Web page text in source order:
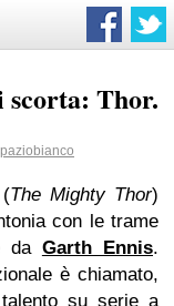
Thor.
(The Mighty Thor)
con le trame
da Garth Ennis.
è chiamato,
su serie a